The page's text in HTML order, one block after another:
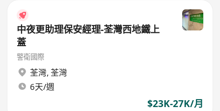
中夜更助理保安經理-荃灣西地鐵上
蓋
警衛國際
荃灣, 荃灣
6天/週
$23K-27K/月